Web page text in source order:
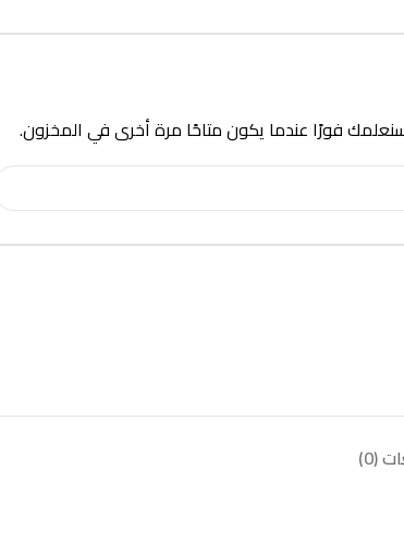
فورًا عندما يكون متاحًا مرة أخرى في المخزون.
(0)